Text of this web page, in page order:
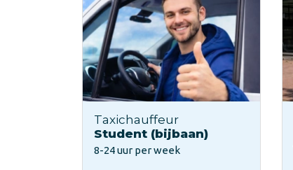
Taxichauffeur
Student (bijbaan)
8-24 uur per week